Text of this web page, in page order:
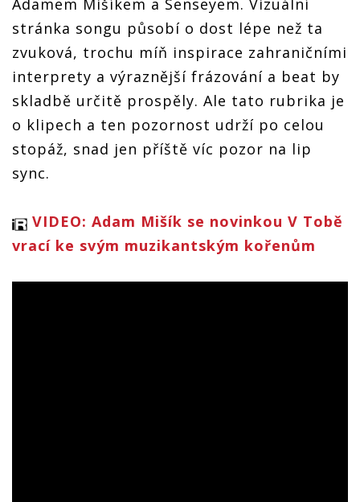
Adamem Mišíkem a Senseyem. Vizuální
stránka songu působí o dost lépe než ta
zvuková, trochu míň inspirace zahraničními
interprety a výraznější frázování a beat by
skladbě určitě prospěly. Ale tato rubrika je
o klipech a ten pozornost udrží po celou
stopáž, snad jen příště víc pozor na lip
sync.
VIDEO: Adam Mišík se novinkou V Tobě
vrací ke svým muzikantským kořenům